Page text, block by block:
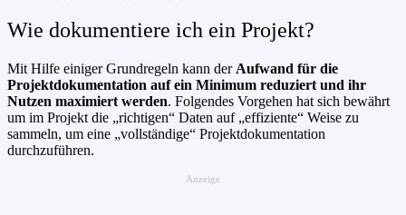
Wie dokumentiere ich ein Projekt?
Mit Hilfe einiger Grundregeln kann der Aufwand für die
Projektdokumentation auf ein Minimum reduziert und ihr
Nutzen maximiert werden. Folgendes Vorgehen hat sich bewährt
um im Projekt die „richtigen“ Daten auf „effiziente“ Weise zu
sammeln, um eine „vollständige“ Projektdokumentation
durchzuführen.
Anzeige